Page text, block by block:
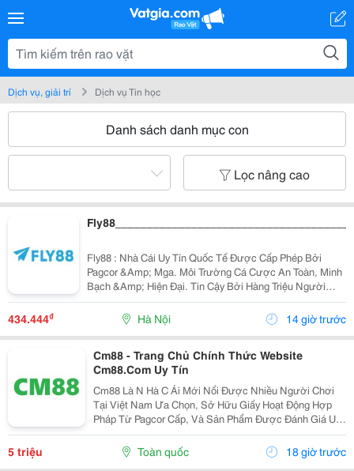
Dịch vụ, giải trí Dịch vụ Tin học
Danh sách danh mục con
Lọc nâng cao
Fly88 : Nhà Cái Uy Tín Quốc Tế Được Cấp Phép Bởi
Pagcor &Amp; Mga. Môi Trường Cá Cược An Toàn, Minh
Bạch &Amp; Hiện Đại. Tin Cậy Bởi Hàng Triệu Người
Chơi!
434.444₫ Hà Nội 14 giờ trước
Cm88 - Trang Chủ Chính Thức Website
Cm88.Com Uy Tín
Cm88 Là N Hà C Ái Mới Nổi Được Nhiều Người Chơi
Tại Việt Nam Ưa Chọn, Sở Hữu Giấy Hoạt Động Hợp
Pháp Từ Pagcor Cấp, Và Sản Phẩm Được Đánh Giá Uy
Tín Cao Từ Geotrust. Nh À Cá I Cm88 Mang Đến Nhiều
Sảnh Game Hấp Dẫn Như: Cas Ino, Đ Á G À, Thể Thao,
5 triệu Toàn quốc 18 giờ trước